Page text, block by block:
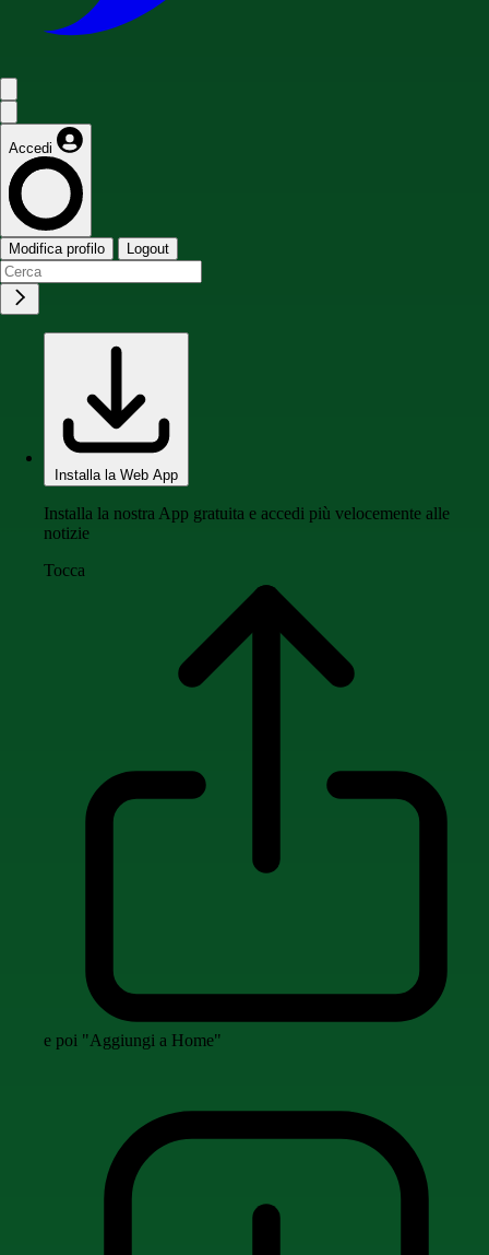
Accedi
Modifica profilo Logout
Installa la Web App
Installa la nostra App gratuita e accedi più velocemente alle
notizie
Tocca
e poi "Aggiungi a Home"